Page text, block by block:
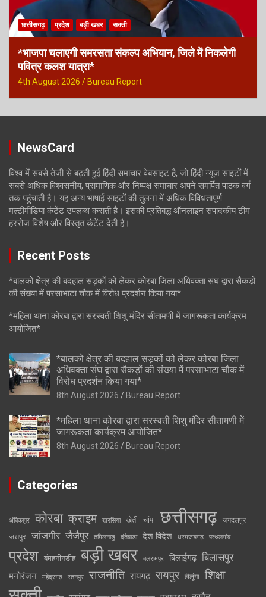
छत्तीसगढ़ प्रदेश बड़ी खबर सक्ती
*भाजपा चलाएगी समरसता संकल्प अभियान, जिले में निकलेगी
पवित्र कलश यात्रा*
4th August 2026 Bureau Report
NewsCard
विश्व में सबसे तेजी से बढ़ती हुई हिंदी समाचार वेबसाइट है, जो हिंदी न्यूज साइटों में
सबसे अधिक विश्वसनीय, प्रामाणिक और निष्पक्ष समाचार अपने समर्पित पाठक वर्ग
तक पहुंचाती है। यह अन्य भाषाई साइटों की तुलना में अधिक विविधतापूर्ण
मल्टीमीडिया कंटेंट उपलब्ध कराती है। इसकी प्रतिबद्ध ऑनलाइन संपादकीय टीम
हररोज विशेष और विस्तृत कंटेंट देती है।
Recent Posts
*बालको क्षेत्र की बदहाल सड़कों को लेकर कोरबा जिला अधिवक्ता संघ द्वारा सैकड़ों
की संख्या में परसाभाटा चौक में विरोध प्रदर्शन किया गया*
*महिला थाना कोरबा द्वारा सरस्वती शिशु मंदिर सीतामणी में जागरूकता कार्यक्रम
आयोजित*
*बालको क्षेत्र की बदहाल सड़कों को लेकर कोरबा जिला
अधिवक्ता संघ द्वारा सैकड़ों की संख्या में परसाभाटा चौक में
विरोध प्रदर्शन किया गया*
8th August 2026 Bureau Report
*महिला थाना कोरबा द्वारा सरस्वती शिशु मंदिर सीतामणी में
जागरूकता कार्यक्रम आयोजित*
8th August 2026 Bureau Report
Categories
अंबिकापुर कोरबा क्राइम खरसिया खेती चांपा छत्तीसगढ़ जगदलपुर
जशपुर जांजगीर जैजैपुर तमिलनाडु दंतेवाड़ा देश विदेश धरमजयगढ़ पत्थलगांव
प्रदेश बंमहनीनडीह बड़ी खबर बलरामपुर बिलाईगढ़ बिलासपुर
मनोरंजन महेंद्रगढ़ रतनपुर राजनीति रायगढ़ रायपुर लैलूंगा शिक्षा